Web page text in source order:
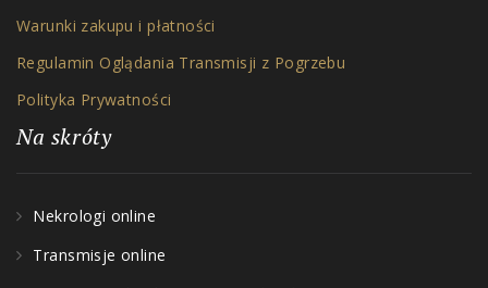
Warunki zakupu i płatności
Regulamin Oglądania Transmisji z Pogrzebu
Polityka Prywatności
Na skróty
Nekrologi online
Transmisje online